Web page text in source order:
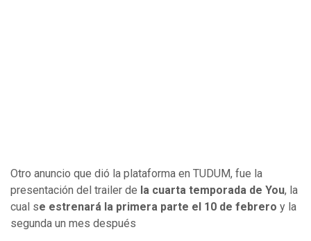
Otro anuncio que dió la plataforma en TUDUM, fue la
presentación del trailer de la cuarta temporada de You, la
cual se estrenará la primera parte el 10 de febrero y la
segunda un mes después